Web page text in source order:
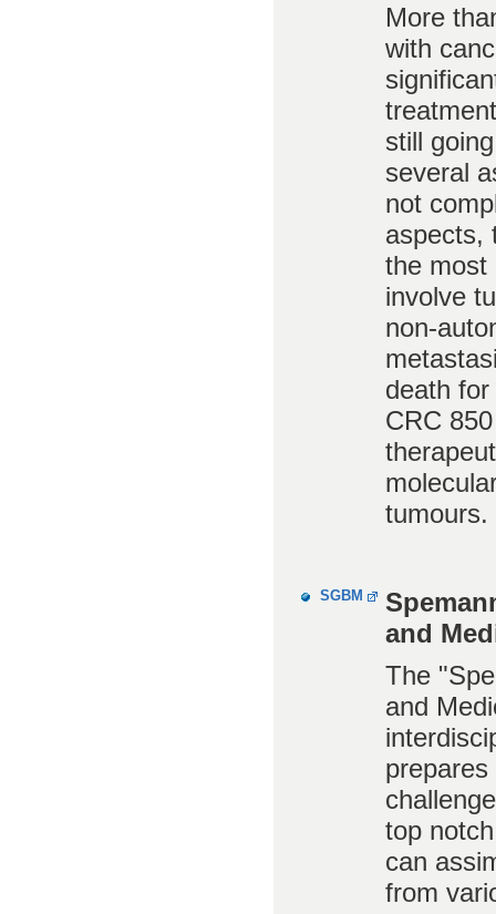
More
with
still
several
not
aspects,
the most
involve
non-
death
CRC
tumours.
SGBM
and
The
and
top
can
from